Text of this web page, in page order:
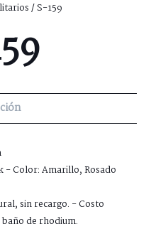
/ S-159
- Color: Amarillo, Rosado
sin recargo. - Costo
de rhodium.